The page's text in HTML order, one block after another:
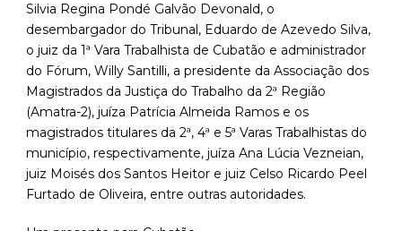
Silvia Regina Pondé Galvão Devonald, o
desembargador do Tribunal, Eduardo de Azevedo Silva,
o juiz da 1ª Vara Trabalhista de Cubatão e administrador
do Fórum, Willy Santilli, a presidente da Associação dos
Magistrados da Justiça do Trabalho da 2ª Região
(Amatra-2), juíza Patrícia Almeida Ramos e os
magistrados titulares da 2ª, 4ª e 5ª Varas Trabalhistas do
município, respectivamente, juíza Ana Lúcia Vezneian,
juiz Moisés dos Santos Heitor e juiz Celso Ricardo Peel
Furtado de Oliveira, entre outras autoridades.